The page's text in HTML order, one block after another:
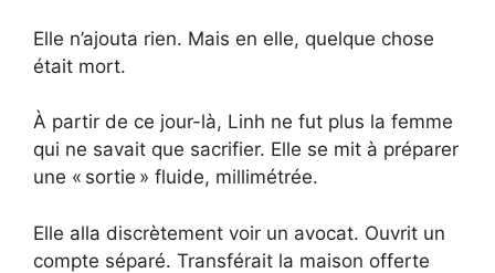
Elle n’ajouta rien. Mais en elle, quelque chose
était mort.
À partir de ce jour-là, Linh ne fut plus la femme
qui ne savait que sacrifier. Elle se mit à préparer
une « sortie » fluide, millimétrée.
Elle alla discrètement voir un avocat. Ouvrit un
compte séparé. Transférait la maison offerte